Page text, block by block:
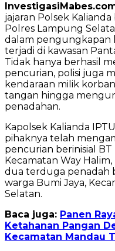
jajaran Polsek
Polres Lampung
dalam pengungkapan
terjadi di kawasan
Tidak hanya berhasil
pencurian, polisi juga
kendaraan milik
tangan hingga
penadahan.
Kapolsek Kalianda
pihaknya telah
pencurian berinisial BT
Kecamatan Way
dua terduga penadah
warga Bumi Jaya,
Selatan.
Baca juga: Panen
Ketahanan Pangan
Kecamatan Mandau